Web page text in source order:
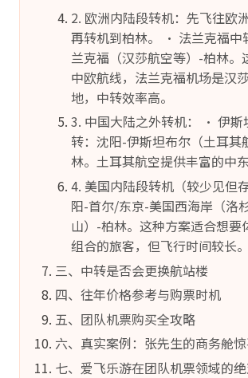
2. 欧洲内陆段转机：先飞往欧
再转机到柏林。 • 法兰克福中
兰克福（汉莎航空等）-柏林。
中欧航线，法兰克福机场是汉
地，中转效率高。
3. 中国大陆之外转机： • 伊斯
转：沈阳-伊斯坦布尔（土耳其
林。土耳其航空提供丰富的中
4. 美国内陆段转机（较少见但
阳-首尔/东京-美国西海岸（洛
山）-柏林。这种方案适合想要
组合的旅客，但飞行时间较长。
三、中转是否会更换航站楼
四、往年价格参考与购票时机
五、团队机票购买全攻略
六、真实案例：张先生的商务舱
七、爱飞乐游在团队机票领域的